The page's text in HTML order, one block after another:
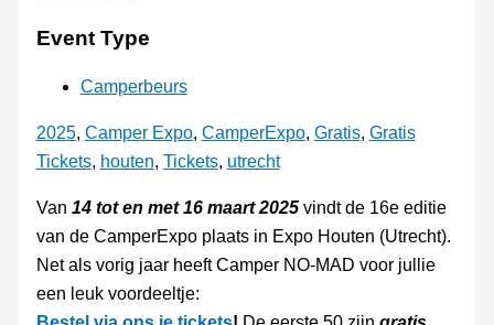
Event Type
Camperbeurs
2025, Camper Expo, CamperExpo, Gratis, Gratis
Tickets, houten, Tickets, utrecht
Van 14 tot en met 16 maart 2025vindt de 16e editie
van de CamperExpo plaats in Expo Houten (Utrecht).
Net als vorig jaar heeft Camper NO-MAD voor jullie
een leuk voordeeltje: